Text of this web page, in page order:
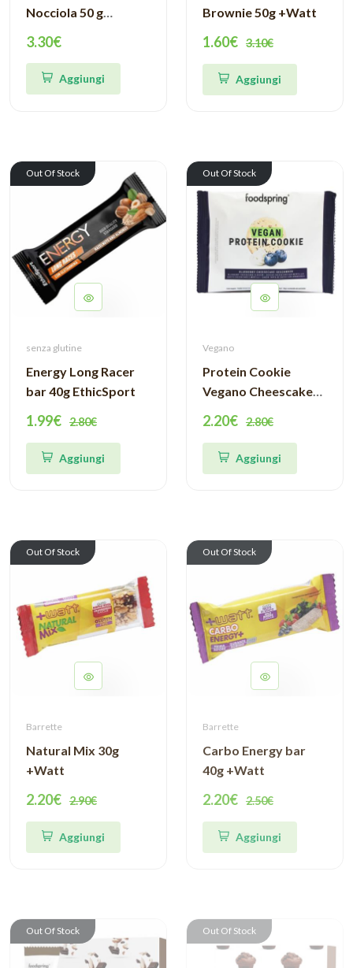
Nocciola 50 g
3.30€
Aggiungi
Brownie 50g +Watt
1.60€ 3.10€
Aggiungi
Out Of Stock
senza glutine
Energy Long Racer
bar 40g EthicSport
1.99€ 2.80€
Aggiungi
Out Of Stock
Vegano
Protein Cookie
Vegano Cheescake
2.20€ 2.80€
Aggiungi
Out Of Stock
Barrette
Natural Mix 30g
+Watt
2.20€ 2.90€
Aggiungi
Out Of Stock
Barrette
Carbo Energy bar
40g +Watt
2.20€ 2.50€
Aggiungi
Out Of Stock Out Of Stock